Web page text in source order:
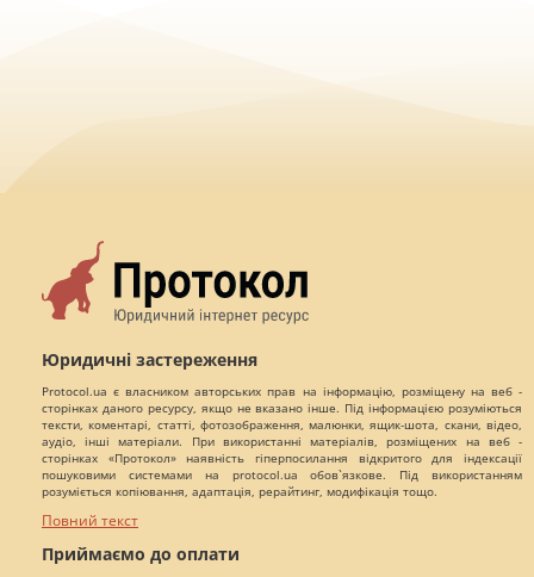
Юридичні застереження
Protocol.ua є власником авторських прав на інформацію, розміщену на веб -
сторінках даного ресурсу, якщо не вказано інше. Під інформацією розуміються
тексти, коментарі, статті, фотозображення, малюнки, ящик-шота, скани, відео,
аудіо, інші матеріали. При використанні матеріалів, розміщених на веб -
сторінках «Протокол» наявність гіперпосилання відкритого для індексації
пошуковими системами на protocol.ua обов`язкове. Під використанням
розуміється копіювання, адаптація, рерайтинг, модифікація тощо.
Повний текст
Приймаємо до оплати